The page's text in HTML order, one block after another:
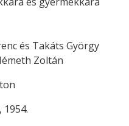
és Takáts György
Zoltán